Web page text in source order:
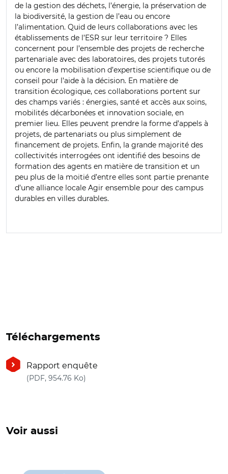
de la gestion des déchets, l’énergie, la préservation de
la biodiversité, la gestion de l’eau ou encore
l’alimentation. Quid de leurs collaborations avec les
établissements de l’ESR sur leur territoire ? Elles
concernent pour l’ensemble des projets de recherche
partenariale avec des laboratoires, des projets tutorés
ou encore la mobilisation d’expertise scientifique ou de
conseil pour l’aide à la décision. En matière de
transition écologique, ces collaborations portent sur
des champs variés : énergies, santé et accès aux soins,
mobilités décarbonées et innovation sociale, en
premier lieu. Elles peuvent prendre la forme d’appels à
projets, de partenariats ou plus simplement de
financement de projets. Enfin, la grande majorité des
collectivités interrogées ont identifié des besoins de
formation des agents en matière de transition et un
peu plus de la moitié d’entre elles sont partie prenante
d’une alliance locale Agir ensemble pour des campus
durables en villes durables.
Téléchargements
Rapport enquête
(PDF, 954.76 Ko)
Voir aussi